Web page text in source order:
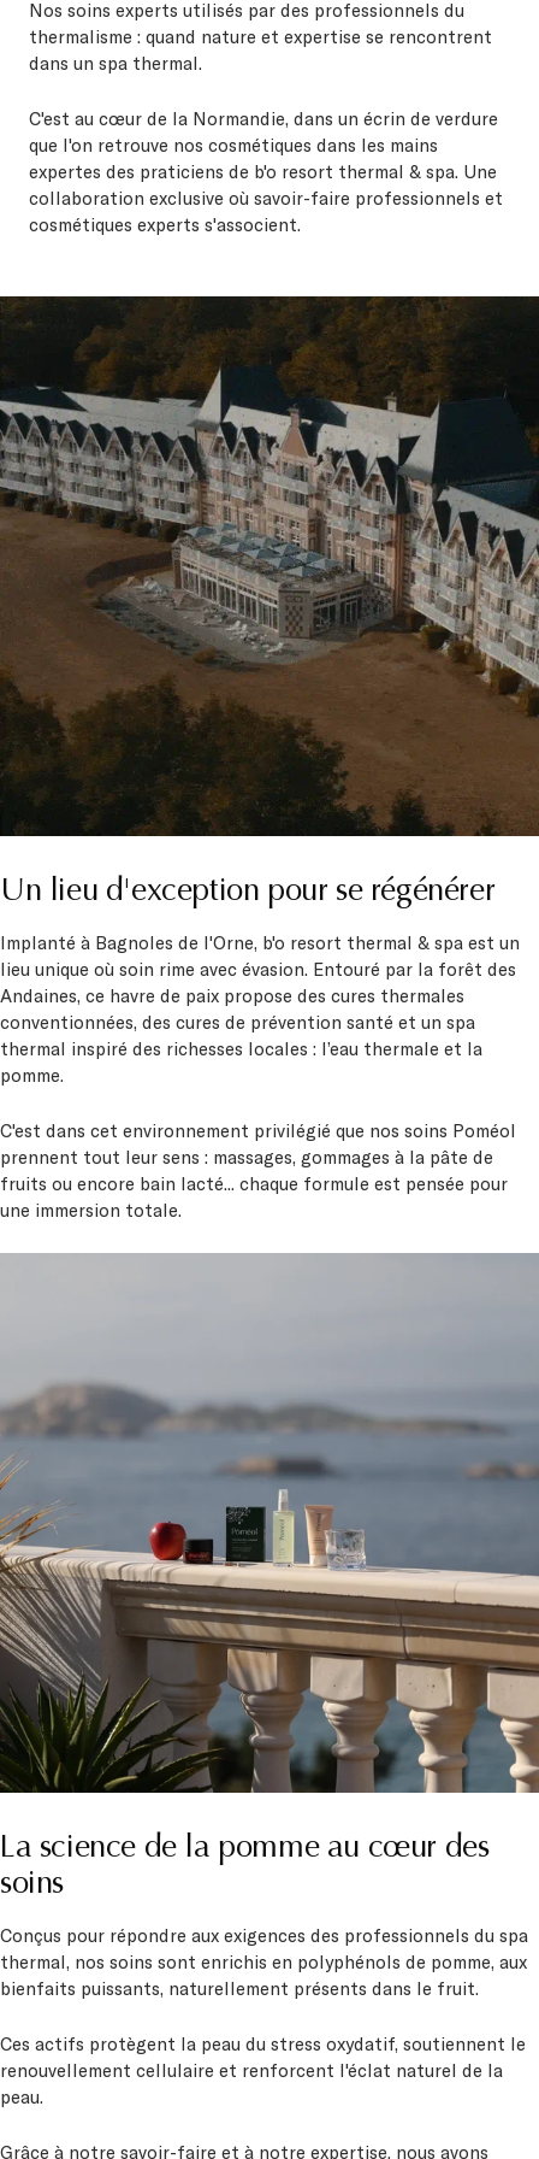
Nos soins experts utilisés par des professionnels du
thermalisme : quand nature et expertise se rencontrent
dans un spa thermal.
C'est au cœur de la Normandie, dans un écrin de verdure
que l'on retrouve nos cosmétiques dans les mains
expertes des praticiens de b'o resort thermal & spa. Une
collaboration exclusive où savoir-faire professionnels et
cosmétiques experts s'associent.
Un lieu d'exception pour se régénérer
Implanté à Bagnoles de l'Orne, b'o resort thermal & spa est un
lieu unique où soin rime avec évasion. Entouré par la forêt des
Andaines, ce havre de paix propose des cures thermales
conventionnées, des cures de prévention santé et un spa
thermal inspiré des richesses locales : l’eau thermale et la
pomme.
C'est dans cet environnement privilégié que nos soins Poméol
prennent tout leur sens : massages, gommages à la pâte de
fruits ou encore bain lacté... chaque formule est pensée pour
une immersion totale.
La science de la pomme au cœur des
soins
Conçus pour répondre aux exigences des professionnels du spa
thermal, nos soins sont enrichis en polyphénols de pomme, aux
bienfaits puissants, naturellement présents dans le fruit.
Ces actifs protègent la peau du stress oxydatif, soutiennent le
renouvellement cellulaire et renforcent l'éclat naturel de la
peau.
Grâce à notre savoir-faire et à notre expertise, nous avons